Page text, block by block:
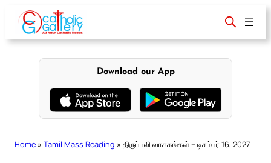
content
Download our App
Home » Tamil Mass Reading » திருப்பலி வாசகங்கள் – டிசம்பர் 16, 2027